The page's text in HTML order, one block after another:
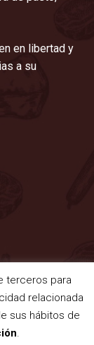
en libertad y
a su
y condiciones
terceros para
relacionada
sus hábitos de
.